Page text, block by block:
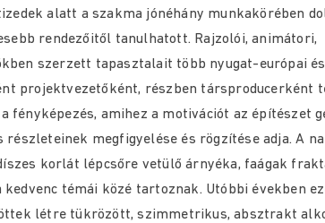
alatt a szakma jónéhány munkakörében
rendezőitől tanulhatott. Rajzolói, animátori,
szerzett tapasztalait több nyugat-európai
projektvezetőként, részben társproducerként
fényképezés, amihez a motivációt az építészet
részleteinek megfigyelése és rögzítése adja. A
korlát lépcsőre vetülő árnyéka, faágak
témái közé tartoznak. Utóbbi években
létre tükrözött, szimmetrikus, absztrakt